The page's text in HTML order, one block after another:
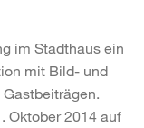
im Stadthaus ein
mit Bild- und
Oktober 2014 auf